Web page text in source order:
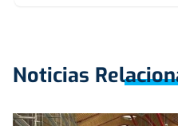
Noticias